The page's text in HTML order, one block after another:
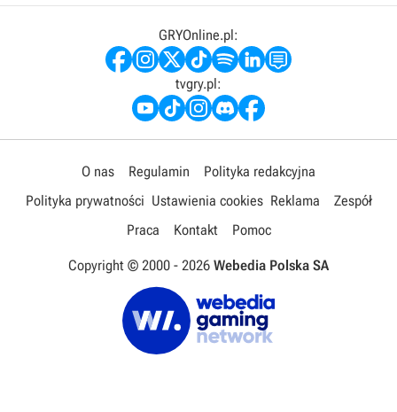
GRYOnline.pl:
tvgry.pl:
O nas Regulamin
Polityka redakcyjna
Polityka prywatności Ustawienia cookies Reklama
Zespół
Praca
Kontakt Pomoc
Copyright © 2000 - 2026 Webedia Polska SA